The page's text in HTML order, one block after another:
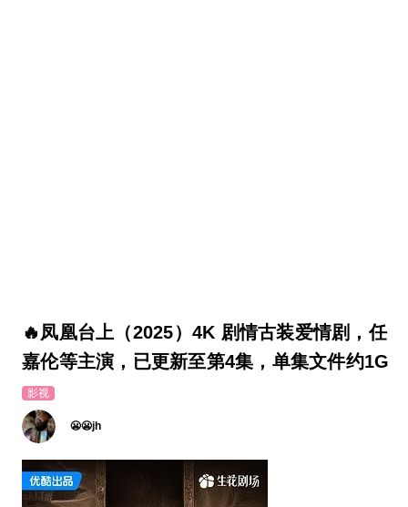
🔥凤凰台上（2025）4K 剧情古装爱情剧，任
嘉伦等主演，已更新至第4集，单集文件约1G
影视
😬😬jh